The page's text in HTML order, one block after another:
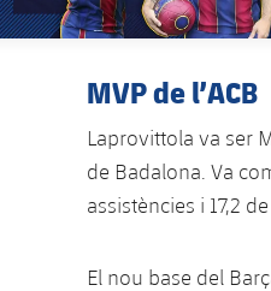
MVP de l’ACB
Laprovittola va ser
de Badalona. Va
assistències i 17,2
El nou base del